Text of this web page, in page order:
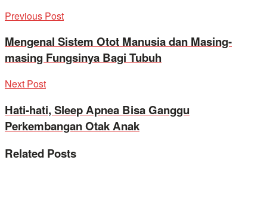
Previous Post
Mengenal Sistem Otot Manusia dan Masing-
masing Fungsinya Bagi Tubuh
Next Post
Hati-hati, Sleep Apnea Bisa Ganggu
Perkembangan Otak Anak
Related Posts